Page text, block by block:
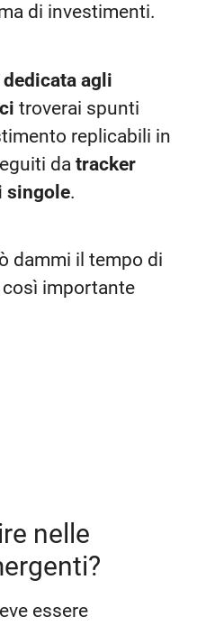
di investimenti.
agli
troverai spunti
replicabili in
da tracker
singole.
dammi il tempo di
importante
nelle
essere